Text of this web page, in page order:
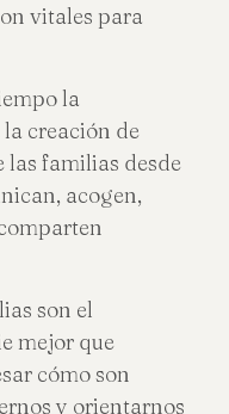
vitales para
la
creación de
las familias desde
acogen,
son el
mejor que
cómo son
y orientarnos